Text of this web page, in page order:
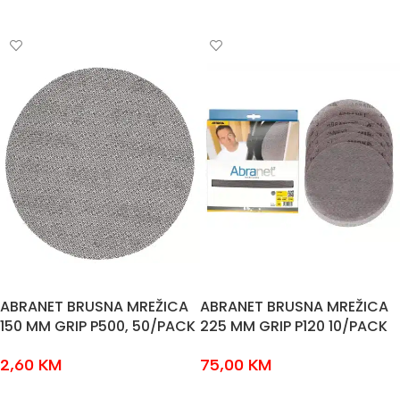
ABRANET BRUSNA MREŽICA
150 MM GRIP P500, 50/PACK
2,60 KM
ABRANET BRUSNA MREŽICA
225 MM GRIP P120 10/PACK
75,00 KM